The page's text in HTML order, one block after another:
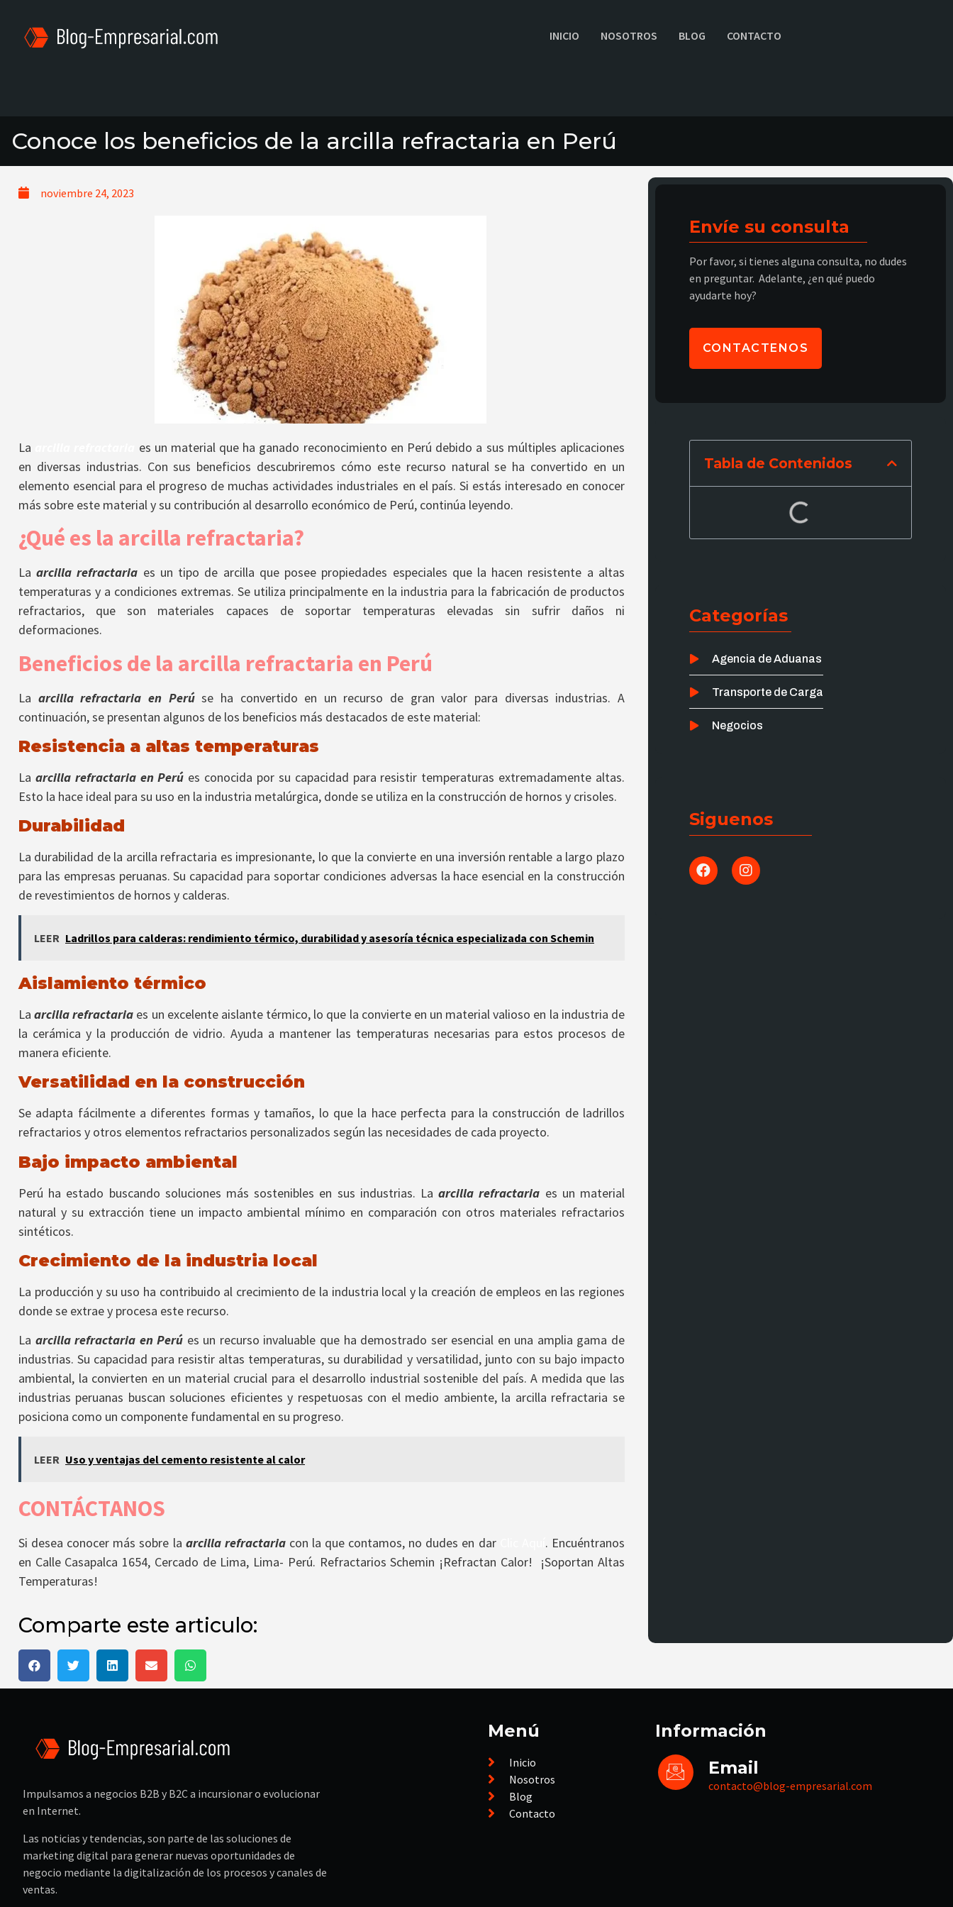
INICIO NOSOTROS BLOG CONTACTO
Conoce los beneficios de la arcilla refractaria en Perú
noviembre 24, 2023
La
es un material que ha ganado reconocimiento en Perú debido a sus múltiples aplicaciones
en diversas industrias. Con sus beneficios descubriremos cómo este recurso natural se ha convertido en un
elemento esencial para el progreso de muchas actividades industriales en el país. Si estás interesado en conocer
más sobre este material y su contribución al desarrollo económico de Perú, continúa leyendo.
¿Qué es la arcilla refractaria?
Laarcilla refractaria es un tipo de arcilla que posee propiedades especiales que la hacen resistente a altas
temperaturas y a condiciones extremas. Se utiliza principalmente en la industria para la fabricación de productos
refractarios, que son materiales capaces de soportar temperaturas elevadas sin sufrir daños ni
deformaciones.
Beneficios de la arcilla refractaria en Perú
La arcilla refractaria en Perúse ha convertido en un recurso de gran valor para diversas industrias. A
continuación, se presentan algunos de los beneficios más destacados de este material:
Resistencia a altas temperaturas
La arcilla refractaria en Perú es conocida por su capacidad para resistir temperaturas extremadamente altas.
Esto la hace ideal para su uso en la industria metalúrgica, donde se utiliza en la construcción de hornos y crisoles.
Durabilidad
La durabilidad de la arcilla refractaria es impresionante, lo que la convierte en una inversión rentable a largo plazo
para las empresas peruanas. Su capacidad para soportar condiciones adversas la hace esencial en la construcción
de revestimientos de hornos y calderas.
LEER Ladrillos para calderas: rendimiento térmico, durabilidad y asesoría técnica especializada con Schemin
Aislamiento térmico
Laarcilla refractaria es un excelente aislante térmico, lo que la convierte en un material valioso en la industria de
la cerámica y la producción de vidrio. Ayuda a mantener las temperaturas necesarias para estos procesos de
manera eficiente.
Versatilidad en la construcción
Se adapta fácilmente a diferentes formas y tamaños, lo que la hace perfecta para la construcción de ladrillos
refractarios y otros elementos refractarios personalizados según las necesidades de cada proyecto.
Bajo impacto ambiental
Perú ha estado buscando soluciones más sostenibles en sus industrias. Laarcilla refractaria es un material
natural y su extracción tiene un impacto ambiental mínimo en comparación con otros materiales refractarios
sintéticos.
Crecimiento de la industria local
La producción y su uso ha contribuido al crecimiento de la industria local y la creación de empleos en las regiones
donde se extrae y procesa este recurso.
La arcilla refractaria en Perú es un recurso invaluable que ha demostrado ser esencial en una amplia gama de
industrias. Su capacidad para resistir altas temperaturas, su durabilidad y versatilidad, junto con su bajo impacto
ambiental, la convierten en un material crucial para el desarrollo industrial sostenible del país. A medida que las
industrias peruanas buscan soluciones eficientes y respetuosas con el medio ambiente, la arcilla refractaria se
posiciona como un componente fundamental en su progreso.
LEER Uso y ventajas del cemento resistente al calor
CONTÁCTANOS
Si desea conocer más sobre la arcilla refractariacon la que contamos, no dudes en dar
. Encuéntranos
en Calle Casapalca 1654, Cercado de Lima, Lima- Perú. Refractarios Schemin ¡Refractan Calor! ¡Soportan Altas
Temperaturas!
Comparte este articulo:
Envíe su consulta
Por favor, si tienes alguna consulta, no dudes
en preguntar. Adelante, ¿en qué puedo
ayudarte hoy?
CONTACTENOS
Tabla de Contenidos
Categorías
Agencia de Aduanas
Transporte de Carga
Negocios
Siguenos
Impulsamos a negocios B2B y B2C a incursionar o evolucionar
en Internet.
Las noticias y tendencias, son parte de las soluciones de
marketing digital para generar nuevas oportunidades de
negocio mediante la digitalización de los procesos y canales de
ventas.
Menú
Inicio
Nosotros
Blog
Contacto
Información
Email
contacto@blog-empresarial.com